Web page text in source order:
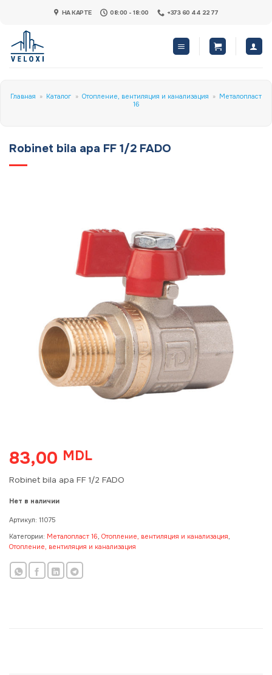
content
НА КАРТЕ 08:00 - 18:00 +373 60 44 22 77
Главная » Каталог » Отопление, вентиляция и канализация » Металопласт
16
Robinet bila apa FF 1/2 FADO
83,00 MDL
Robinet bila apa FF 1/2 FADO
Нет в наличии
Артикул: 11075
Категории: Металопласт 16, Отопление, вентиляция и канализация,
Отопление, вентиляция и канализация